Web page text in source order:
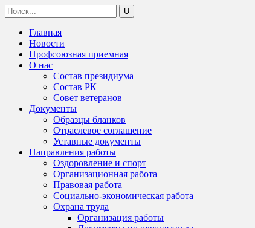
Главная
Новости
Профсоюзная приемная
О нас
Состав президиума
Состав РК
Совет ветеранов
Документы
Образцы бланков
Отраслевое соглашение
Уставные документы
Направления работы
Оздоровление и спорт
Организационная работа
Правовая работа
Социально-экономическая работа
Охрана труда
Организация работы